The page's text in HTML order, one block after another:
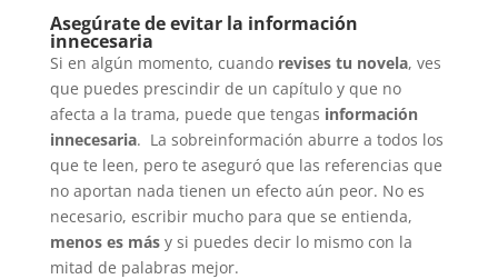
Asegúrate de evitar la información
innecesaria
Si en algún momento, cuando revises tu novela, ves
que puedes prescindir de un capítulo y que no
afecta a la trama, puede que tengas información
innecesaria. La sobreinformación aburre a todos los
que te leen, pero te aseguró que las referencias que
no aportan nada tienen un efecto aún peor. No es
necesario, escribir mucho para que se entienda,
menos es más y si puedes decir lo mismo con la
mitad de palabras mejor.